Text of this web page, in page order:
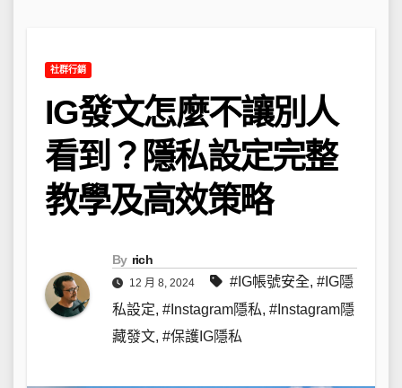
社群行銷
IG發文怎麼不讓別人
看到？隱私設定完整
教學及高效策略
By rich
12 月 8, 2024 #IG帳號安全, #IG隱
私設定, #Instagram隱私, #Instagram隱
藏發文, #保護IG隱私